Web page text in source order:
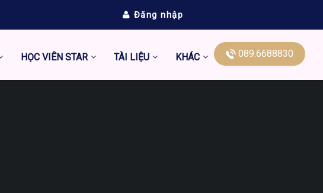
Đăng nhập
HỌC VIÊN STAR TÀI LIỆU KHÁC 089.6688830